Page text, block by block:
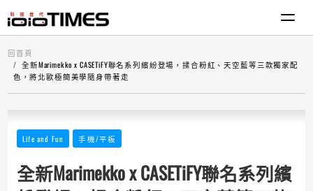
回首頁
全新Marimekko x CASETiFY聯名系列繽紛登場，揉合粉紅、天空藍等三款獨家配
色，將北歐極簡美學隨身帶著走
Life and Fun 手機/平板
全新Marimekko x CASETiFY聯名系列繽